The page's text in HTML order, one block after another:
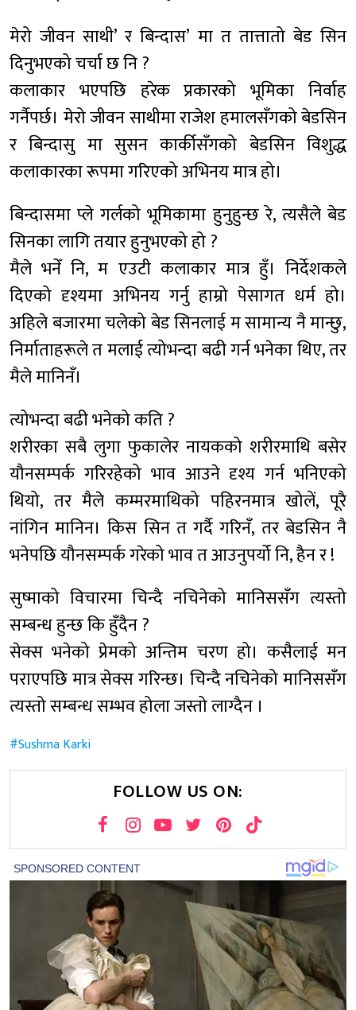
मेरो जीवन साथी’ र बिन्दास’ मा त तात्तातो बेड सिन
दिनुभएको चर्चा छ नि ?
कलाकार भएपछि हरेक प्रकारको भूमिका निर्वाह
गर्नैपर्छ। मेरो जीवन साथीमा राजेश हमालसँगको बेडसिन
र बिन्दासु मा सुसन कार्कीसँगको बेडसिन विशुद्ध
कलाकारका रूपमा गरिएको अभिनय मात्र हो।
बिन्दासमा प्ले गर्लको भूमिकामा हुनुहुन्छ रे, त्यसैले बेड
सिनका लागि तयार हुनुभएको हो ?
मैले भनेँ नि, म एउटी कलाकार मात्र हुँ। निर्देशकले
दिएको दृश्यमा अभिनय गर्नु हाम्रो पेसागत धर्म हो।
अहिले बजारमा चलेको बेड सिनलाई म सामान्य नै मान्छु,
निर्माताहरूले त मलाई त्योभन्दा बढी गर्न भनेका थिए, तर
मैले मानिनँ।
त्योभन्दा बढी भनेको कति ?
शरीरका सबै लुगा फुकालेर नायकको शरीरमाथि बसेर
यौनसम्पर्क गरिरहेको भाव आउने दृश्य गर्न भनिएको
थियो, तर मैले कम्मरमाथिको पहिरनमात्र खोलें, पूरै
नांगिन मानिन। किस सिन त गर्दै गरिनँ, तर बेडसिन नै
भनेपछि यौनसम्पर्क गरेको भाव त आउनुपर्यो नि, हैन र !
सुष्माको विचारमा चिन्दै नचिनेको मानिससँग त्यस्तो
सम्बन्ध हुन्छ कि हुँदैन ?
सेक्स भनेको प्रेमको अन्तिम चरण हो। कसैलाई मन
पराएपछि मात्र सेक्स गरिन्छ। चिन्दै नचिनेको मानिससँग
त्यस्तो सम्बन्ध सम्भव होला जस्तो लाग्दैन ।
Sushma Karki
FOLLOW US ON: